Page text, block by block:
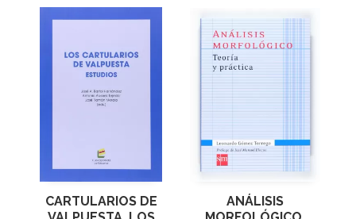
CARTULARIOS DE
ANÁLISIS